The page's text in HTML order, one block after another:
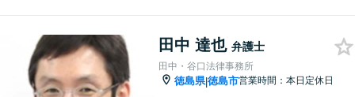
田中 達也 弁護士
田中・谷口法律事務所
徳島県|徳島市営業時間：本日定休日